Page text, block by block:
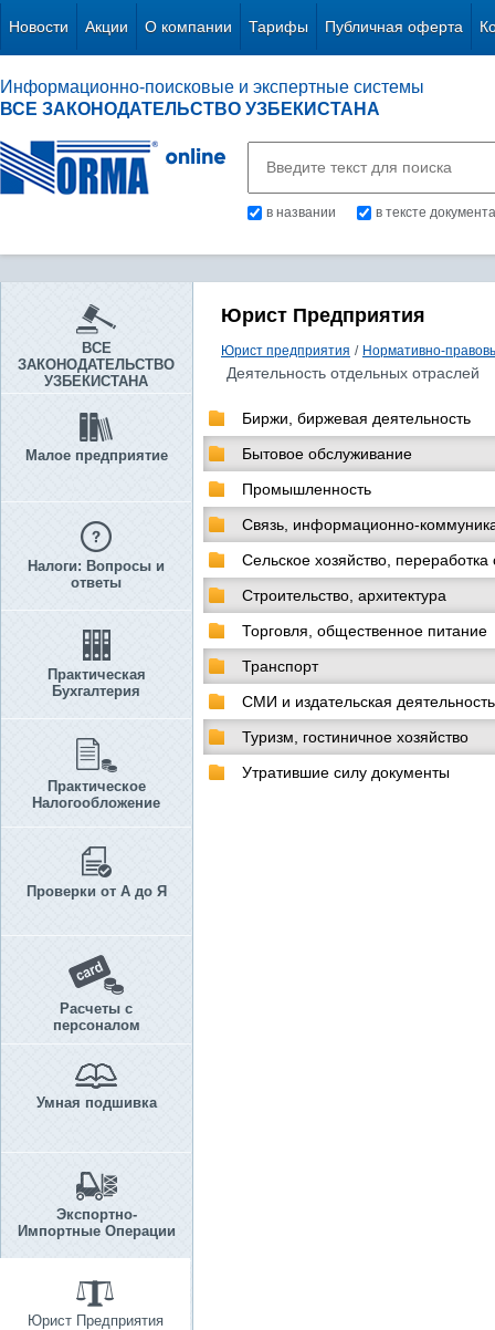
Новости Акции О компании Тарифы Публичная оферта
Информационно-поисковые и экспертные системы
ВСЕ ЗАКОНОДАТЕЛЬСТВО УЗБЕКИСТАНА
в названии в тексте документа
ВСЕ
ЗАКОНОДАТЕЛЬСТВО
УЗБЕКИСТАНА
Малое предприятие
Налоги: Вопросы и
ответы
Практическая
Бухгалтерия
Практическое
Налогообложение
Проверки от А до Я
Расчеты с
персоналом
Умная подшивка
Экспортно-
Импортные Операции
Юрист Предприятия
Юрист Предприятия
Юрист предприятия / Нормативно-
Деятельность отдельных отраслей
Биржи, биржевая деятельность
Бытовое обслуживание
Промышленность
Связь, информационно-
Сельское хозяйство, переработка
Строительство, архитектура
Торговля, общественное питание
Транспорт
СМИ и издательская деятельность
Туризм, гостиничное хозяйство
Утратившие силу документы